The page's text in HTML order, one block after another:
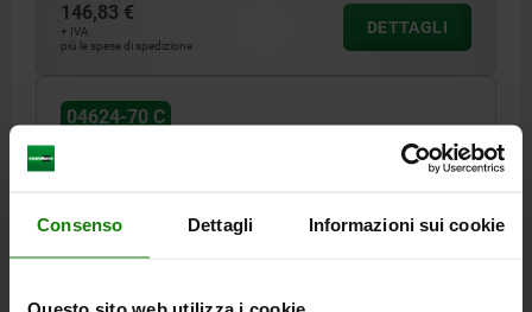
Consenso Dettagli Informazioni sui cookie
Questo sito web utilizza i cookie
146,83 €
+ IVA
più le spese di spedizione
DETTAGLI
04624-70 C